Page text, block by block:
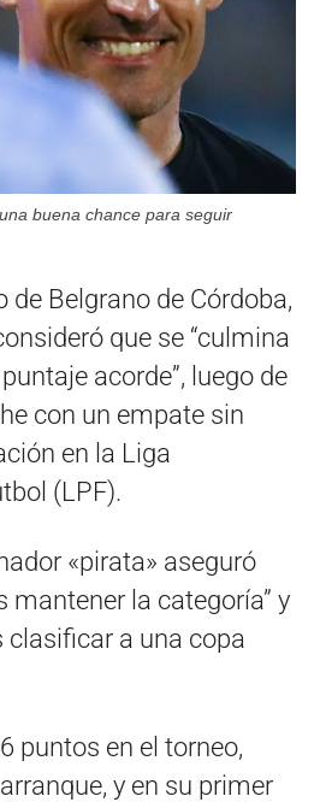
buena chance para seguir
de Belgrano de Córdoba,
que se “culmina
acorde”, luego de
con un empate sin
en la Liga
(LPF).
«pirata» aseguró
mantener la categoría” y
clasificar a una copa
puntos en el torneo,
y en su primer